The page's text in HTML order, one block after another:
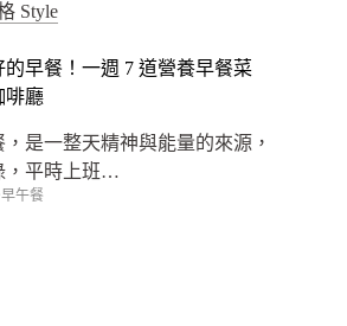
Style
早餐！一週 7 道營養早餐菜
啡廳
是一整天精神與能量的來源，
，平時上班…
早午餐